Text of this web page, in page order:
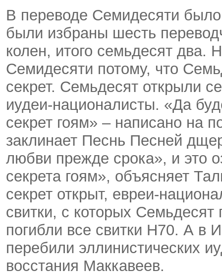
В переводе Семидесяти
были избраны шесть
колен, итого семьдесят два.
Семидесяти потому, что
секрет. Семьдесят открыли
иудеи-националисты. «Да
секрет гоям» – написано на
заклинает Песнь Песней
любви прежде срока», и это
секрета гоям», объясняет
секрет открыт, евреи-
свитки, с которых Семьдесят
погибли все свитки H70. А в
перебили эллинистических
восстания Маккавеев.